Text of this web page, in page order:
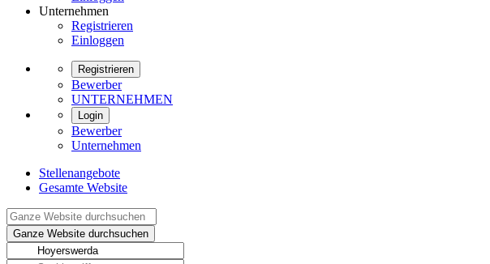
Unternehmen
Registrieren
Einloggen
Registrieren
Bewerber
UNTERNEHMEN
Login
Bewerber
Unternehmen
Stellenangebote
Gesamte Website